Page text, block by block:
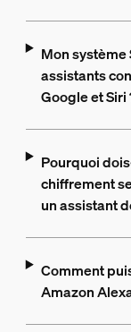
Mon
assistants
Google et Siri
Pourquoi
chiffrement
un assistant
Comment
Amazon